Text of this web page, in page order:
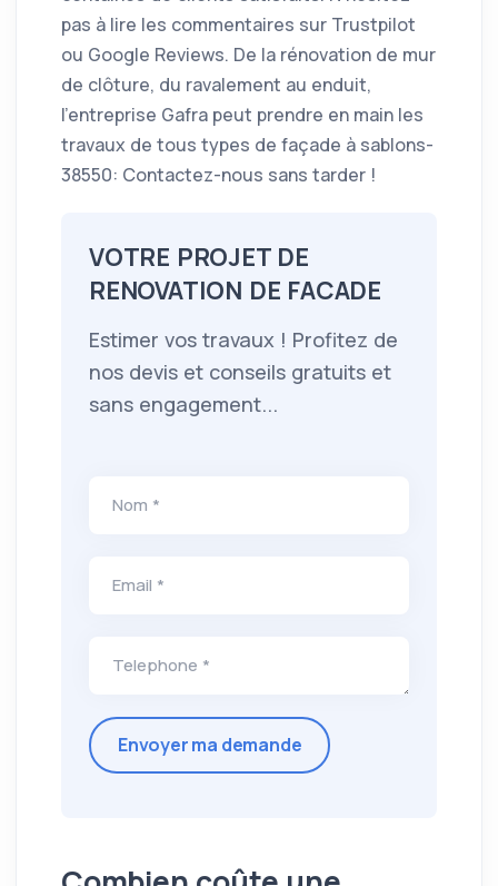
pas à lire les commentaires sur Trustpilot
ou Google Reviews. De la rénovation de mur
de clôture, du ravalement au enduit,
l’entreprise Gafra peut prendre en main les
travaux de tous types de façade à sablons-
38550: Contactez-nous sans tarder !
VOTRE PROJET DE
RENOVATION DE FACADE
Estimer vos travaux ! Profitez de
nos devis et conseils gratuits et
sans engagement...
Nom *
Email *
Telephone *